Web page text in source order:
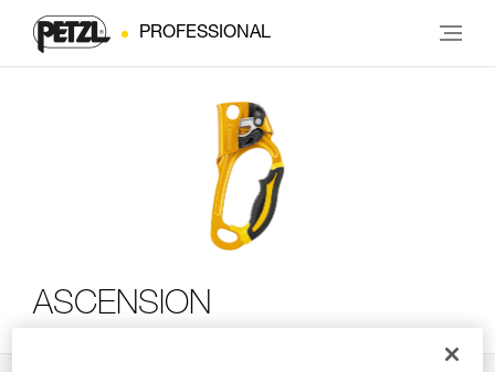
PROFESSIONAL
ASCENSION